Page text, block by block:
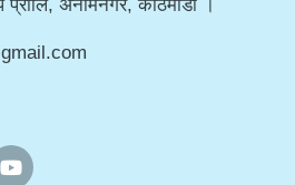
प्रालि, अनामनगर, काठमाडौं ।